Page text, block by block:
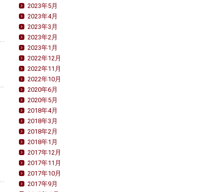
2023年5月
2023年4月
2023年3月
2023年2月
2023年1月
2022年12月
2022年11月
2022年10月
2020年6月
2020年5月
2018年4月
2018年3月
2018年2月
2018年1月
2017年12月
2017年11月
2017年10月
2017年9月